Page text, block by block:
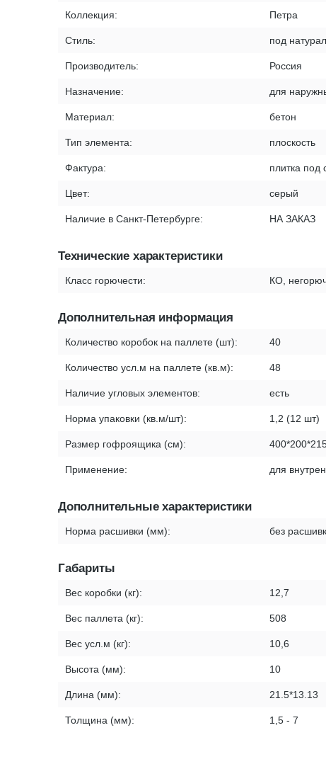
Коллекция: Петра
Стиль: под
Производитель: Россия
Назначение: для
Материал: бетон
Тип элемента: плоскость
Фактура: плитка под
Цвет: серый
Наличие в Санкт-Петербурге: НА ЗАКАЗ
Технические характеристики
Класс горючести: КО,
Дополнительная информация
Количество коробок на паллете (шт): 40
Количество усл.м на паллете (кв.м): 48
Наличие угловых элементов: есть
Норма упаковки (кв.м/шт): 1,2 (12 шт)
Размер гофроящика (см):
Применение: для
Дополнительные характеристики
Норма расшивки (мм): без
Габариты
Вес коробки (кг): 12,7
Вес паллета (кг): 508
Вес усл.м (кг): 10,6
Высота (мм): 10
Длина (мм): 21.5*13.13
Толщина (мм): 1,5 - 7